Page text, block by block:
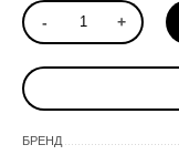
- +
БРЕНД